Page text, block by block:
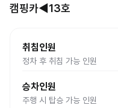
캠핑카◀13호
취침인원
정차 후 취침 가능 인원
승차인원
주행 시 탑승 가능 인원